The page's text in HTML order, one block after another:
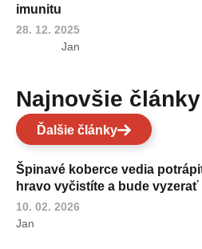
imunitu
28. 12. 2025
Jan
Najnovšie články
Ďalšie články
Špinavé koberce vedia
hravo vyčistíte a bude
10. 02. 2026
Jan